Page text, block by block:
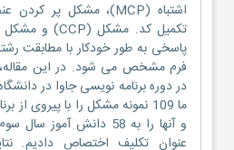
پاسخی به طور خودکار با مطابقت
فرم مشخص می شود. در این
در دوره برنامه نویسی جاوا در دانشگاه
ما 109 نمونه مشکل را با پیروی
و آنها را به 58 دانش
عنوان تکلیف اختصاص دادیم.